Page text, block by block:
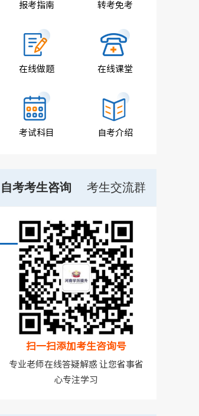
报考指南 转考免考
在线做题 在线课堂
考试科目 自考介绍
自考考生咨询
号
考生交流群
扫一扫添加考生咨询号
专业老师在线答疑解惑 让您省事省
心专注学习